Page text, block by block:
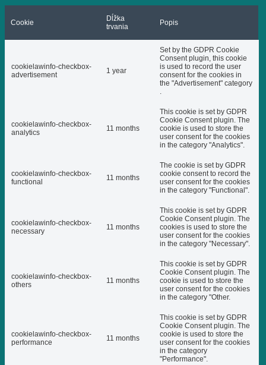
Cookie
Dĺžka
trvania
Popis
cookielawinfo-checkbox-
advertisement
1 year
Set by the GDPR Cookie
Consent plugin, this cookie
is used to record the user
consent for the cookies in
the "Advertisement" category
.
cookielawinfo-checkbox-
analytics
11 months
This cookie is set by GDPR
Cookie Consent plugin. The
cookie is used to store the
user consent for the cookies
in the category "Analytics".
cookielawinfo-checkbox-
functional
11 months
The cookie is set by GDPR
cookie consent to record the
user consent for the cookies
in the category "Functional".
cookielawinfo-checkbox-
necessary
11 months
This cookie is set by GDPR
Cookie Consent plugin. The
cookies is used to store the
user consent for the cookies
in the category "Necessary".
cookielawinfo-checkbox-
others
11 months
This cookie is set by GDPR
Cookie Consent plugin. The
cookie is used to store the
user consent for the cookies
in the category "Other.
cookielawinfo-checkbox-
performance
11 months
This cookie is set by GDPR
Cookie Consent plugin. The
cookie is used to store the
user consent for the cookies
in the category
"Performance".